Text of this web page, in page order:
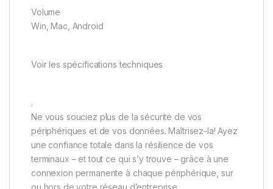
Volume
Win, Mac, Android
Voir les spécifications techniques
.
Ne vous souciez plus de la sécurité de vos
périphériques et de vos données. Maîtrisez-la! Ayez
une confiance totale dans la résilience de vos
terminaux – et tout ce qui s’y trouve – grâce à une
connexion permanente à chaque périphérique, sur
ou hors de votre réseau d’entreprise.